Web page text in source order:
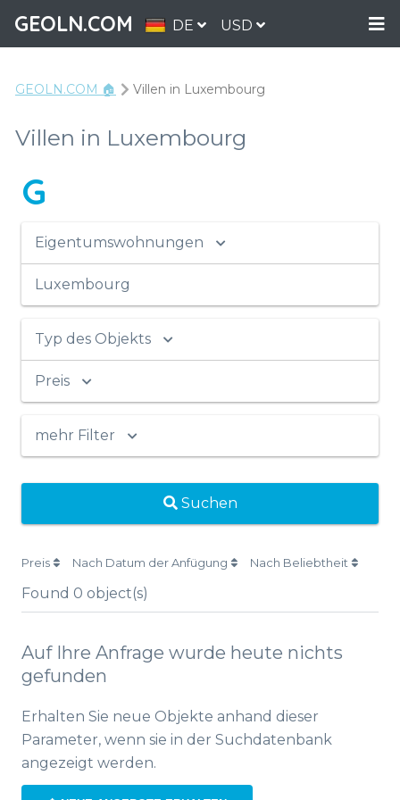
GEOLN.COM DE USD
GEOLN.COM 🏠 Villen in Luxembourg
Villen in Luxembourg
G
Eigentumswohnungen
Luxembourg
Typ des Objekts
Preis
mehr Filter
Suchen
Preis Nach Datum der Anfügung Nach Beliebtheit
Found 0 object(s)
Auf Ihre Anfrage wurde heute nichts
gefunden
Erhalten Sie neue Objekte anhand dieser
Parameter, wenn sie in der Suchdatenbank
angezeigt werden.